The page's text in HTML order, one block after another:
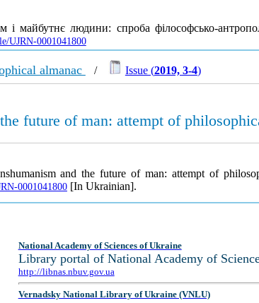
і майбутнє людини: спроба філософсько-
UJRN-0001041800
almanac / Issue (2019, 3-4)
future of man: attempt of
and the future of man: attempt of
0001041800[In Ukrainian].
National Academy of Sciences of Ukraine
Library portal of National Academy of
http://libnas.nbuv.gov.ua
Vernadsky National Library of Ukraine (VNLU)